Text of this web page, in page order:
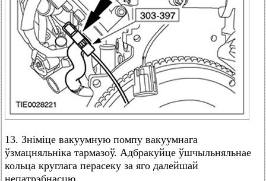
13. Зніміце вакуумную помпу вакуумнага
ўзмацняльніка тармазоў. Адбракуйце ўшчыльняльнае
кольца круглага перасеку за яго далейшай
непатрэбнасцю.